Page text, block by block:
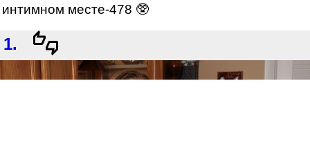
интимном месте-478 🥸
1.